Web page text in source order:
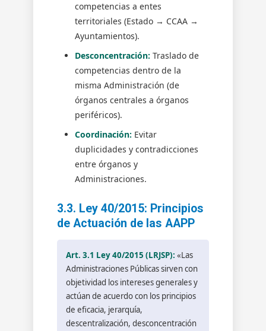
competencias a entes
territoriales (Estado → CCAA →
Ayuntamientos).
Desconcentración: Traslado de
competencias dentro de la
misma Administración (de
órganos centrales a órganos
periféricos).
Coordinación: Evitar
duplicidades y contradicciones
entre órganos y
Administraciones.
3.3. Ley 40/2015: Principios
de Actuación de las AAPP
Art. 3.1 Ley 40/2015 (LRJSP): «Las
Administraciones Públicas sirven con
objetividad los intereses generales y
actúan de acuerdo con los principios
de eficacia, jerarquía,
descentralización, desconcentración